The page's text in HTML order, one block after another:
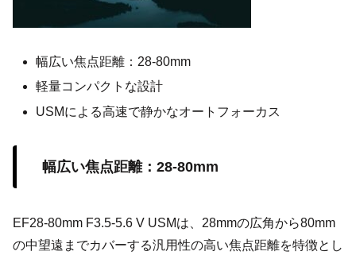
幅広い焦点距離：28-80mm
軽量コンパクトな設計
USMによる高速で静かなオートフォーカス
幅広い焦点距離：28-80mm
EF28-80mm F3.5-5.6 V USMは、28mmの広角から80mm
の中望遠までカバーする汎用性の高い焦点距離を特徴とし